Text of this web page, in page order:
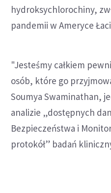
hydroksychlorochiny,
pandemii w Ameryce
"Jesteśmy całkiem
osób, które go
Soumya Swaminathan,
analizie „dostępnych
Bezpieczeństwa i
protokół” badań